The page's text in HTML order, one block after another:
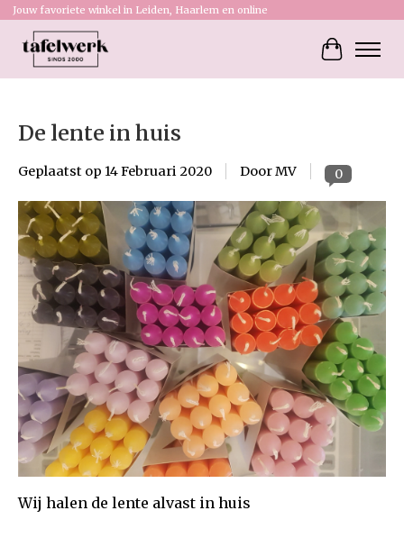
Jouw favoriete winkel in Leiden, Haarlem en online
De lente in huis
Geplaatst op 14 Februari 2020 Door MV 0
Wij halen de lente alvast in huis